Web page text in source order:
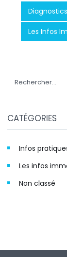
Diagnostics
Les Infos
CATÉGORIES
Infos
Les infos
Non classé